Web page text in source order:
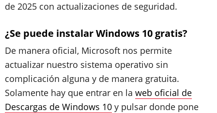
de 2025 con actualizaciones de seguridad.
¿Se puede instalar Windows 10 gratis?
De manera oficial, Microsoft nos permite
actualizar nuestro sistema operativo sin
complicación alguna y de manera gratuita.
Solamente hay que entrar en la web oficial de
Descargas de Windows 10 y pulsar donde pone